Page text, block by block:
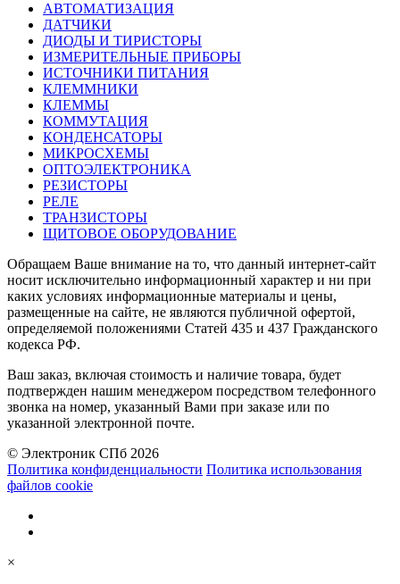
АВТОМАТИЗАЦИЯ
ДАТЧИКИ
ДИОДЫ И ТИРИСТОРЫ
ИЗМЕРИТЕЛЬНЫЕ ПРИБОРЫ
ИСТОЧНИКИ ПИТАНИЯ
КЛЕММНИКИ
КЛЕММЫ
КОММУТАЦИЯ
КОНДЕНСАТОРЫ
МИКРОСХЕМЫ
ОПТОЭЛЕКТРОНИКА
РЕЗИСТОРЫ
РЕЛЕ
ТРАНЗИСТОРЫ
ЩИТОВОЕ ОБОРУДОВАНИЕ
Обращаем Ваше внимание на то, что данный интернет-сайт
носит исключительно информационный характер и ни при
каких условиях информационные материалы и цены,
размещенные на сайте, не являются публичной офертой,
определяемой положениями Статей 435 и 437 Гражданского
кодекса РФ.
Ваш заказ, включая стоимость и наличие товара, будет
подтвержден нашим менеджером посредством телефонного
звонка на номер, указанный Вами при заказе или по
указанной электронной почте.
© Электроник СПб 2026
Политика конфиденциальности Политика использования
файлов cookie
×